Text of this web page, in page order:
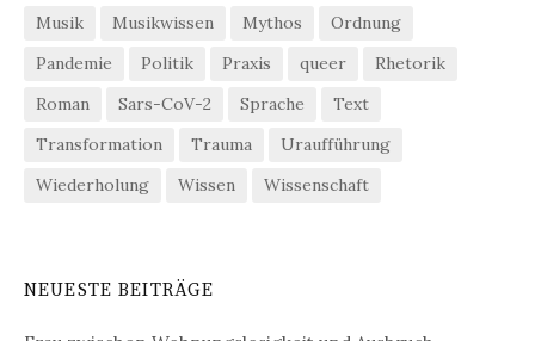
Musik
Musikwissen Mythos
Ordnung
Pandemie
Politik Praxis queer
Rhetorik
Roman
Sars-CoV-2 Sprache
Text
Transformation
Trauma
Uraufführung
Wiederholung
Wissen Wissenschaft
NEUESTE BEITRÄGE